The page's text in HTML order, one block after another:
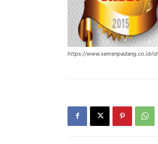
https://www.semenpadang.co.id/id